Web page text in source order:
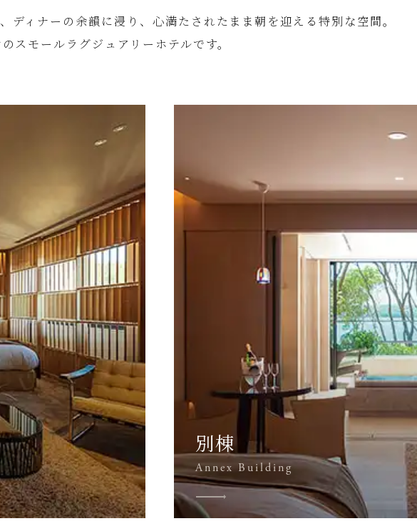
ィナーの余韻に浸り、心満たされたまま朝を迎える特別な空間。
スモールラグジュアリーホテルです。
別棟
Annex Building